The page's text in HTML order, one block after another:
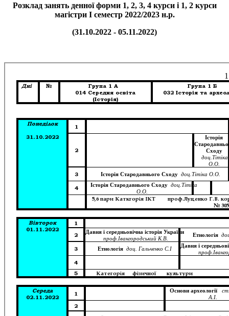
Розклад занять денної форми 1, 2, 3, 4 курси і 1, 2 курси
магістри І семестр 2022/2023 н.р.
(31.10.2022 - 05.11.2022)